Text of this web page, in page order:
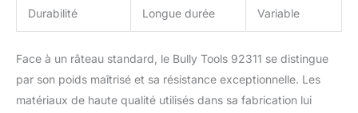
Durabilité Longue durée Variable
Face à un râteau standard, le Bully Tools 92311 se distingue
par son poids maîtrisé et sa résistance exceptionnelle. Les
matériaux de haute qualité utilisés dans sa fabrication lui